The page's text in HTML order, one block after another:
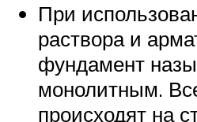
При
раствора и
фундамент
монолитным.
происходят на